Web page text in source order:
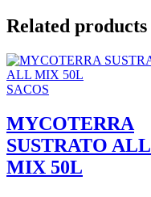
Related products
SACOS
MYCOTERRA
SUSTRATO ALL
MIX 50L